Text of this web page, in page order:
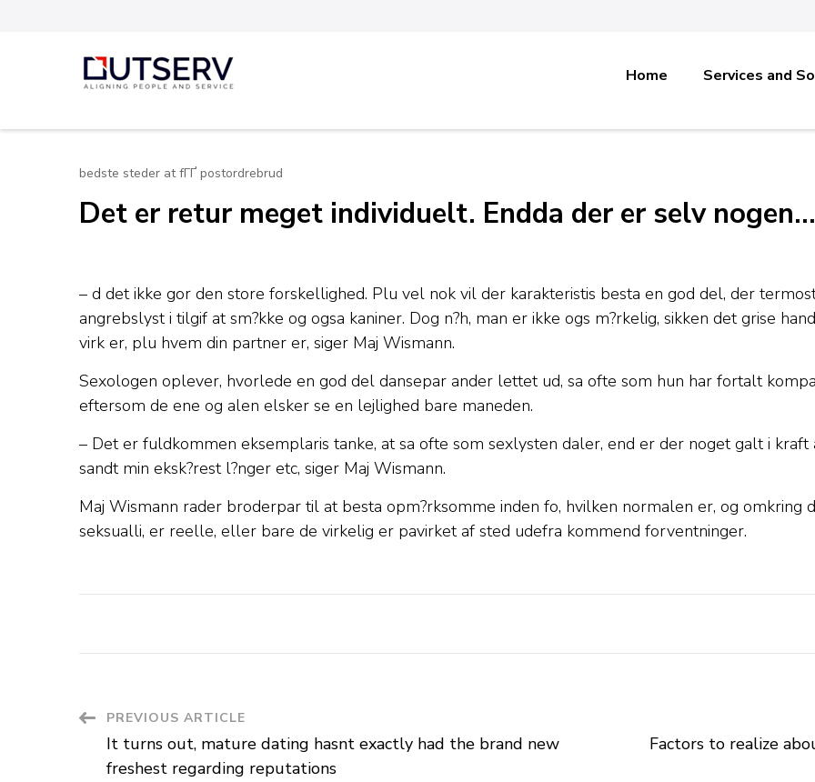
Out Serv Home Services and
bedste steder at fГҐ postordrebrud
Det er retur meget individuelt. Endda der er selv nogen…
– d det ikke gor den store forskellighed. Plu vel nok vil der karakteristis besta en god del, der
angrebslyst i tilgif at sm?kke og ogsa kaniner. Dog n?h, man er ikke ogs m?rkelig, sikken det grise
virk er, plu hvem din partner er, siger Maj Wismann.
Sexologen oplever, hvorlede en god del dansepar ander lettet ud, sa ofte som hun har fortalt
eftersom de ene og alen elsker se en lejlighed bare maneden.
– Det er fuldkommen eksemplaris tanke, at sa ofte som sexlysten daler, end er der noget galt i kraft
sandt min eksk?rest l?nger etc, siger Maj Wismann.
Maj Wismann rader broderpar til at besta opm?rksomme inden fo, hvilken normalen er, og omkring
seksualli, er reelle, eller bare de virkelig er pavirket af sted udefra kommend forventninger.
Post
Navigation
PREVIOUS ARTICLE
It turns out, mature dating hasnt exactly had the brand new
freshest regarding reputations
Factors to realize